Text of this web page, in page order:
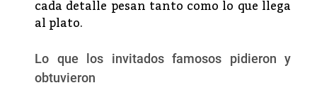
cada detalle pesan tanto como lo que llega
al plato.
Lo que los invitados famosos pidieron y
obtuvieron